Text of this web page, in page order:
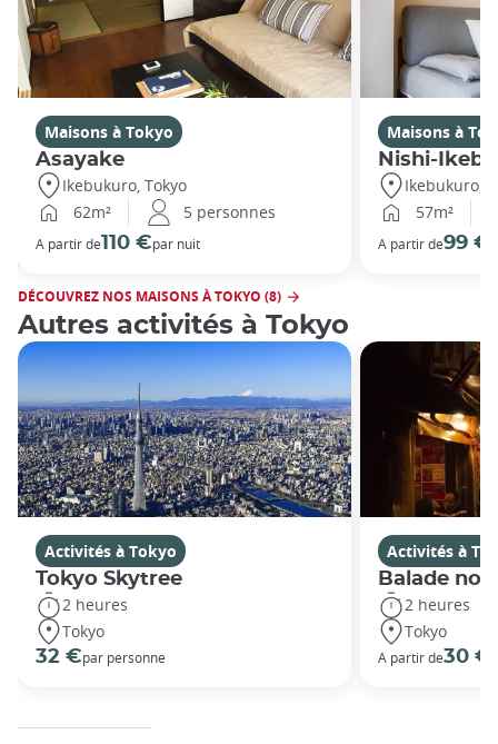
Maisons à Tokyo
Asayake
Ikebukuro, Tokyo
62m²
5 personnes
A partir de110 €par nuit
Maisons à
Nishi-
Ikebukuro,
57m²
A partir de99 €
DÉCOUVREZ NOS MAISONS À TOKYO (8)
Autres activités à Tokyo
Activités à Tokyo
Tokyo Skytree
2 heures
Tokyo
32 €par personne
Activités à
Balade
2 heures
Tokyo
A partir de30 €